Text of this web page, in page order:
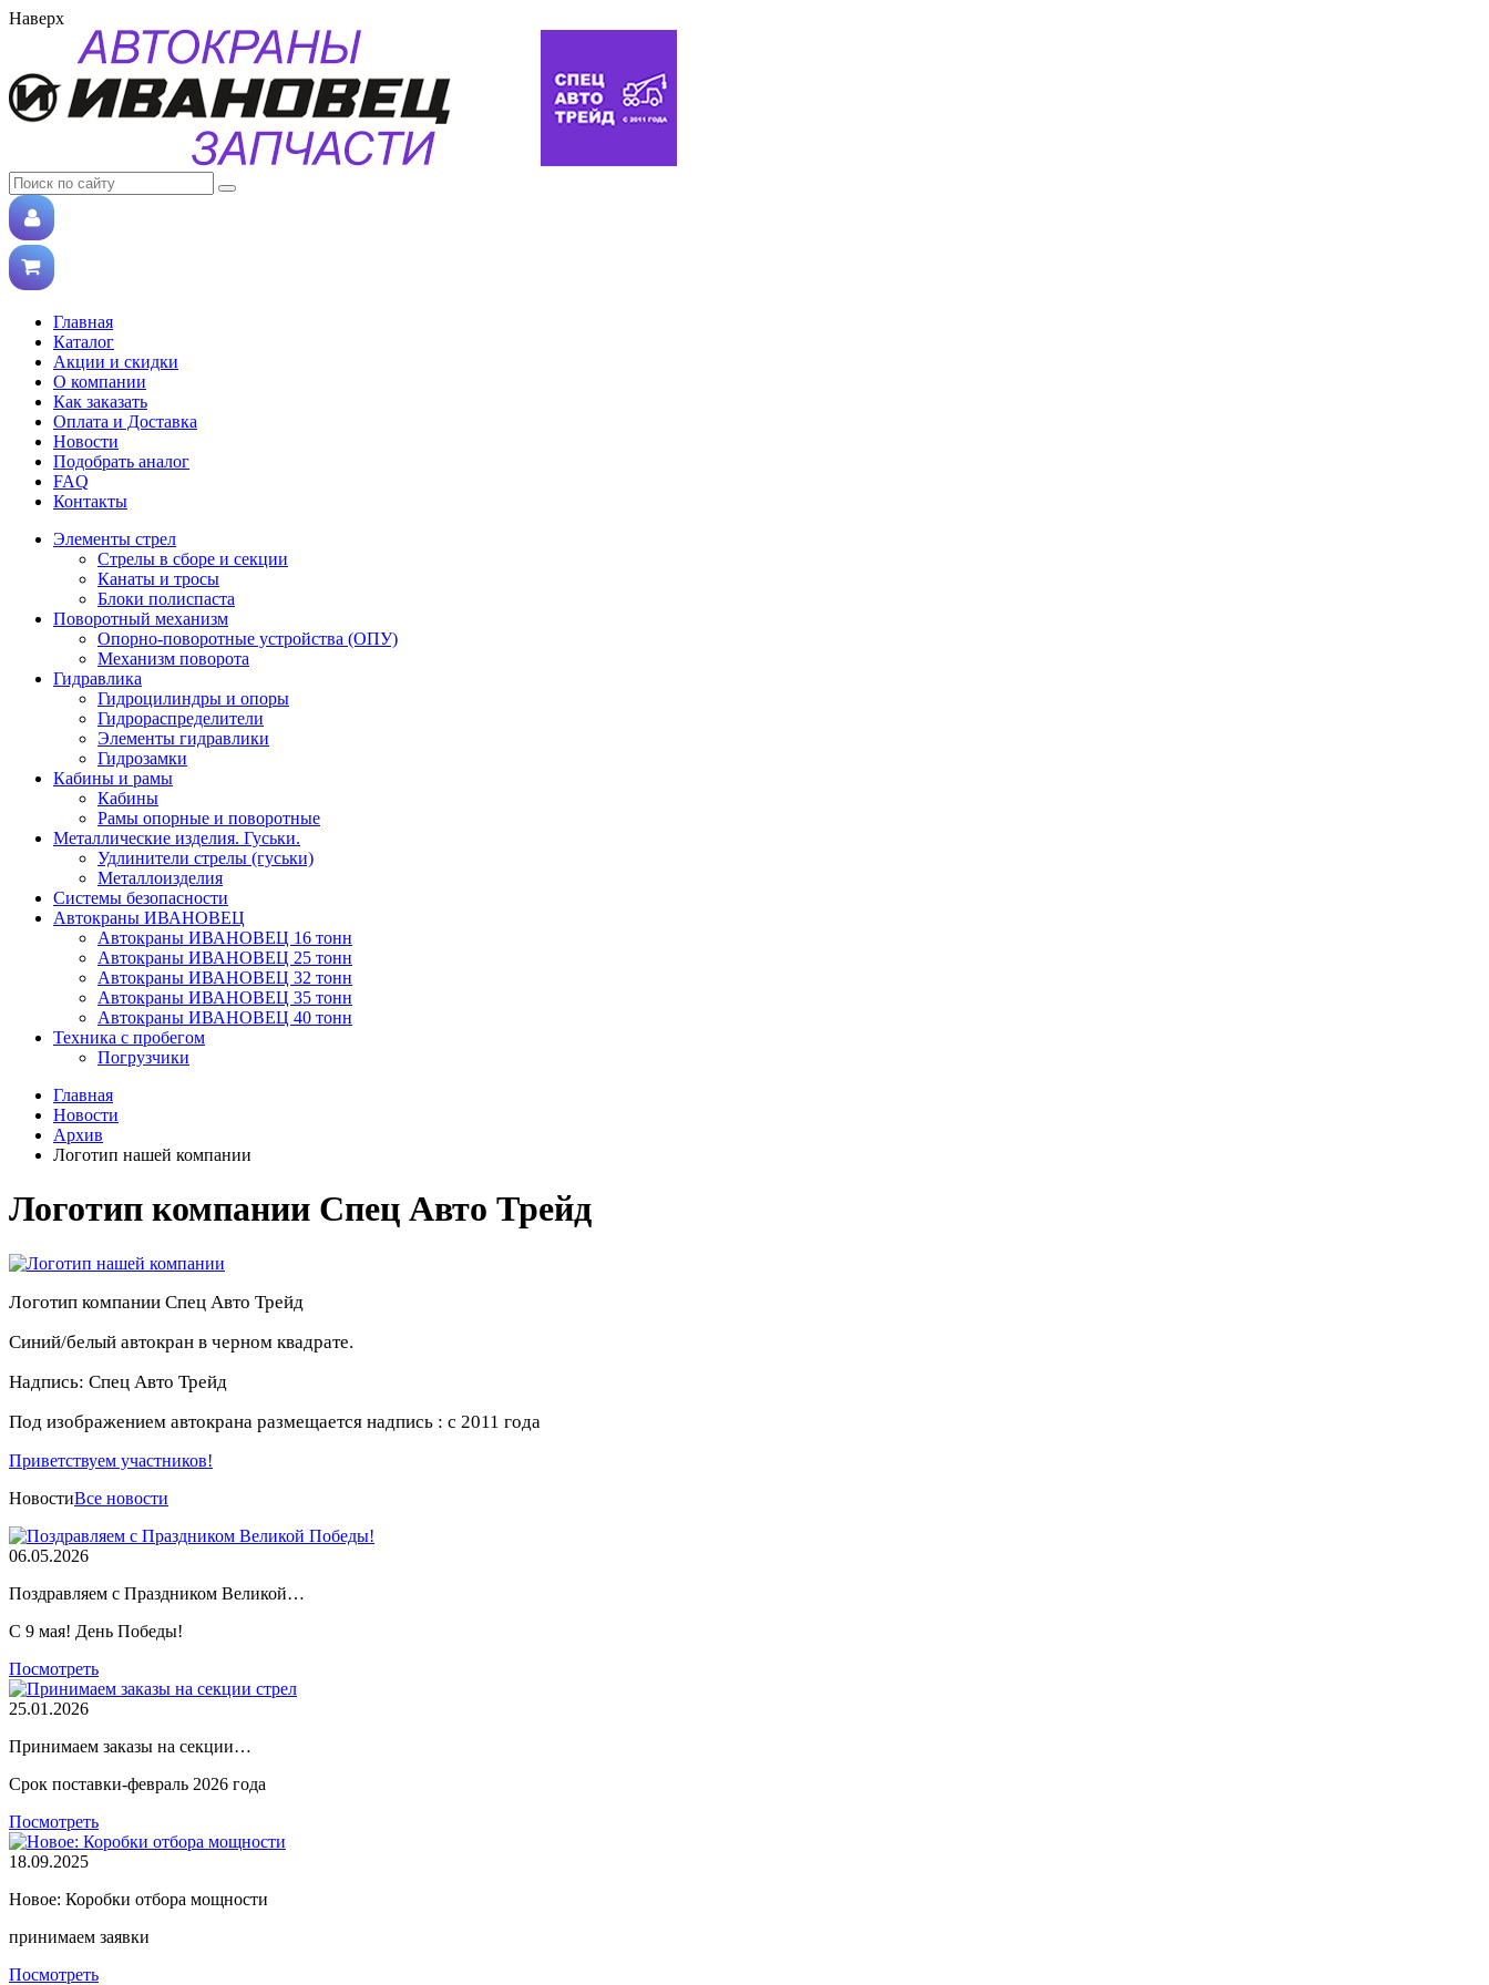
Наверх
Главная
Каталог
Акции и скидки
О компании
Как заказать
Оплата и Доставка
Новости
Подобрать аналог
FAQ
Контакты
Элементы стрел
Стрелы в сборе и секции
Канаты и тросы
Блоки полиспаста
Поворотный механизм
Опорно-поворотные устройства (ОПУ)
Механизм поворота
Гидравлика
Гидроцилиндры и опоры
Гидрораспределители
Элементы гидравлики
Гидрозамки
Кабины и рамы
Кабины
Рамы опорные и поворотные
Металлические изделия. Гуськи.
Удлинители стрелы (гуськи)
Металлоизделия
Системы безопасности
Автокраны ИВАНОВЕЦ
Автокраны ИВАНОВЕЦ 16 тонн
Автокраны ИВАНОВЕЦ 25 тонн
Автокраны ИВАНОВЕЦ 32 тонн
Автокраны ИВАНОВЕЦ 35 тонн
Автокраны ИВАНОВЕЦ 40 тонн
Техника с пробегом
Погрузчики
Главная
Новости
Архив
Логотип нашей компании
Логотип компании Спец Авто Трейд
Логотип компании Спец Авто Трейд
Синий/белый автокран в черном квадрате.
​Надпись: Спец Авто Трейд
Под изображением автокрана размещается надпись : с 2011 года
Приветствуем участников!
НовостиВсе новости
06.05.2026
Поздравляем с Праздником Великой…
С 9 мая! День Победы!
Посмотреть
25.01.2026
Принимаем заказы на секции…
Срок поставки-февраль 2026 года
Посмотреть
18.09.2025
Новое: Коробки отбора мощности
принимаем заявки
Посмотреть